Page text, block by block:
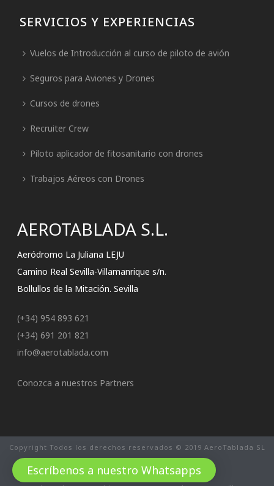
SERVICIOS Y EXPERIENCIAS
Vuelos de Introducción al curso de piloto de avión
Seguros para Aviones y Drones
Cursos de drones
Recruiter Crew
Piloto aplicador de fitosanitario con drones
Trabajos Aéreos con Drones
AEROTABLADA S.L.
Aeródromo La Juliana LEJU
Camino Real Sevilla-Villamanrique s/n.
Bollullos de la Mitación. Sevilla
(+34) 954 893 621
(+34) 691 201 821
info@aerotablada.com
Conozca a nuestros Partners
Copyright Todos los derechos reservados © 2019 AeroTablada SL
Condiciones Económicas
Escríbenos a nuestro Whatsapps